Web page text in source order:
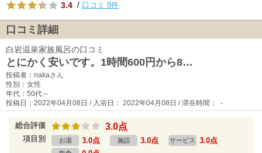
3.4 / 口コミ 8件
口コミ詳細
白岩温泉家族風呂の口コミ
とにかく安いです。1時間600円から8…
投稿者：nakaさん
性別：女性
年代：50代～
投稿日：2022年04月08日 / 入浴日： 2022年04月08日 / 滞在時間： -
総合評価 3.0点
項目別 お湯 3.0点 施設 3.0点 サービス 3.0点